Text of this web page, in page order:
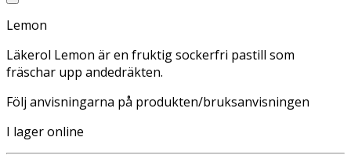
Lemon
Läkerol Lemon är en fruktig sockerfri pastill som
fräschar upp andedräkten.
Följ anvisningarna på produkten/bruksanvisningen
I lager online